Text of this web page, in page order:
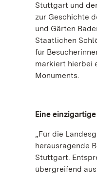
Stuttgart und
zur Geschichte
und Gärten
Staatlichen
für
markiert hierbei
Monuments.
Eine
„Für die
herausragende
Stuttgart.
übergreifend